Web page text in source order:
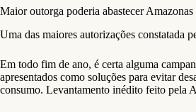
Maior outorga poderia abastecer
Uma das maiores autorizações constatada
Em todo fim de ano, é certa alguma
apresentados como soluções para evitar
consumo. Levantamento inédito feito pela